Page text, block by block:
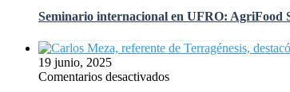
fueron
grandes
de
internacional
en
UFRO:
AgriFood
Araucanía
Seminario internacional en UFRO: AgriFood
19 junio, 2025
Comentarios desactivadosen